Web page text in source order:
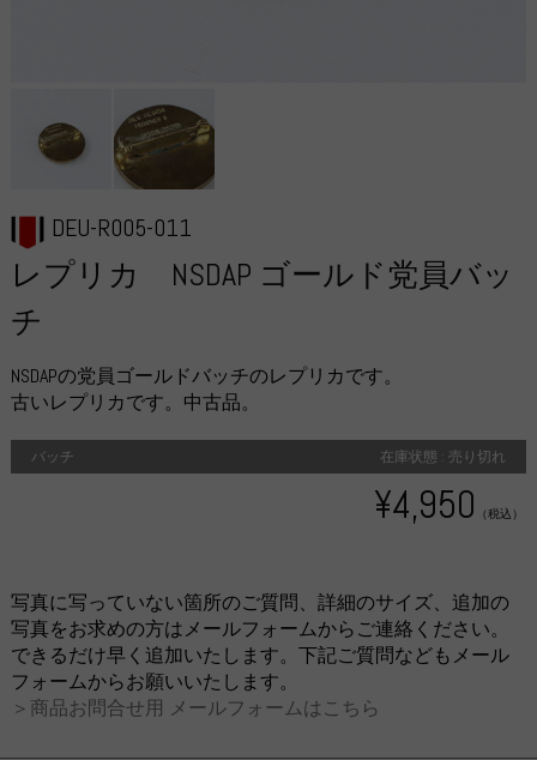
DEU-R005-011
レプリカ NSDAP ゴールド党員バッ
チ
NSDAPの党員ゴールドバッチのレプリカです。
古いレプリカです。中古品。
バッチ 在庫状態 : 売り切れ
¥4,950 （税込）
写真に写っていない箇所のご質問、詳細のサイズ、追加の
写真をお求めの方はメールフォームからご連絡ください。
できるだけ早く追加いたします。下記ご質問などもメール
フォームからお願いいたします。
＞商品お問合せ用 メールフォームはこちら